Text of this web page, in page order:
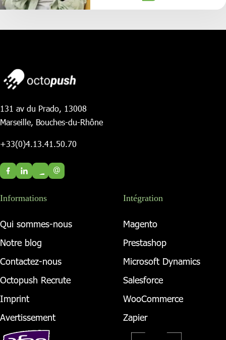
131 av du Prado, 13008
Marseille, Bouches-du-Rhône
+33(0)4.13.41.50.70
@
Informations
Qui sommes-nous
Notre blog
Contactez-nous
Octopush Recrute
Imprint
Avertissement
Intégration
Magento
Prestashop
Microsoft Dynamics
Salesforce
WooCommerce
Zapier